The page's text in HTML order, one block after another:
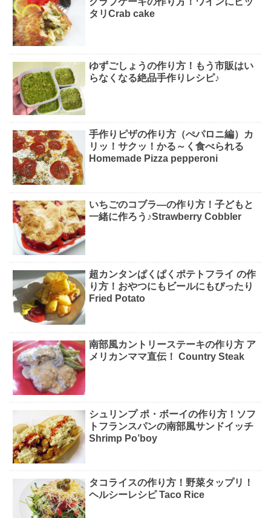
タリCrab cake
ゆずごしょうの作り方！もう市販はい
らなくなる絶品手作りレシピ♪
手作りピザの作り方（ぺパロニ編）カ
リッ！サクッ！かる～く食べられる
Homemade Pizza pepperoni
いちごのコブラ―の作り方！子どもと
一緒に作ろう♪Strawberry Cobbler
超カンタンぱくぱくポテトフライ の作
り方！おやつにもビールにもぴったり
Fried Potato
南部風カントリーステーキの作り方 ア
メリカンママ直伝！ Country Steak
シュリンプ ポ・ボーイの作り方！ソフ
トフランスパンの南部風サンドイッチ
Shrimp Po’boy
タコライスの作り方！野菜タップリ！
ヘルシーレシピ Taco Rice